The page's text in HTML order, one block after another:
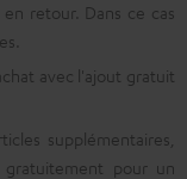
retour. Dans ce cas
avec l'ajout gratuit
supplémentaires,
gratuitement pour un